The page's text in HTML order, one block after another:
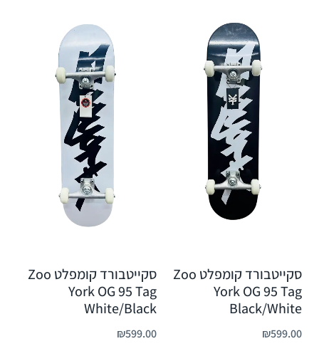
סקייטבורד קומפלט Zoo
York OG 95 Tag
Black/White
₪599.00
סקייטבורד קומפלט Zoo
York OG 95 Tag
White/Black
₪599.00